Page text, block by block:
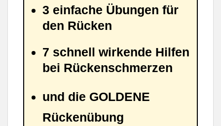
3 einfache Übungen für
den Rücken
7 schnell wirkende Hilfen
bei Rückenschmerzen
und die GOLDENE
Rückenübung